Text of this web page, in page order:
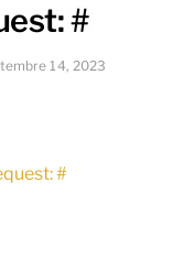
#
14, 2023
#